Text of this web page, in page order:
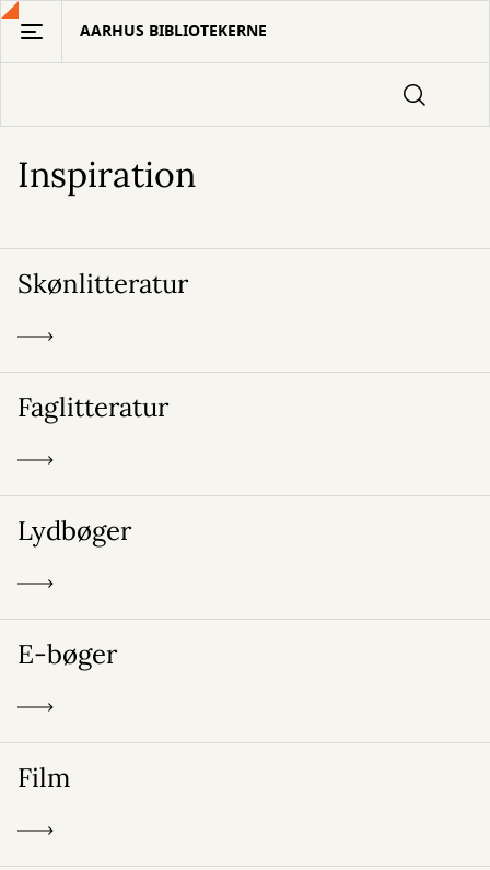
Gå
hovedindhold
AARHUS BIBLIOTEKERNE
Inspiration
Skønlitteratur
Faglitteratur
Lydbøger
E-bøger
Film